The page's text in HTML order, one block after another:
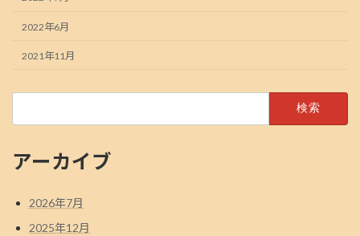
2022年6月
2021年11月
アーカイブ
2026年7月
2025年12月